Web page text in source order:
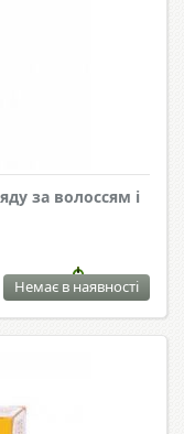
за волоссям і
Немає в наявності